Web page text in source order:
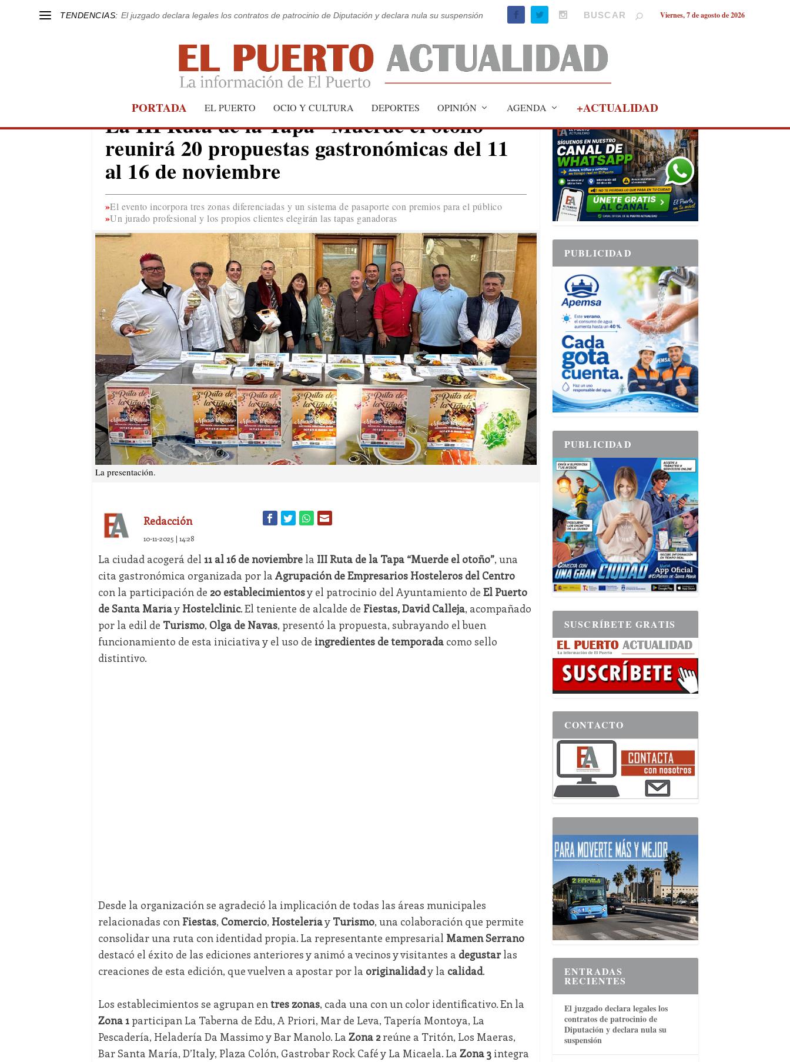
TENDENCIAS: El juzgado declara legales los contratos de patrocinio de Diputación y declara nula su suspensión Viernes, 7 de agosto de 2026
PORTADA EL PUERTO OCIO Y CULTURA DEPORTES OPINIÓN AGENDA +ACTUALIDAD
EL PUERTO
La III Ruta de la Tapa “Muerde el otoño”
reunirá 20 propuestas gastronómicas del 11
al 16 de noviembre
El evento incorpora tres zonas diferenciadas y un sistema de pasaporte con premios para el público
Un jurado profesional y los propios clientes elegirán las tapas ganadoras
La presentación.
Redacción
10-11-2025 | 14:28
La ciudad acogerá del 11 al 16 de noviembrela III Ruta de la Tapa “Muerde el otoño”, una
cita gastronómica organizada por la Agrupación de Empresarios Hosteleros del Centro
con la participación de 20 establecimientosy el patrocinio del Ayuntamiento de El Puerto
de Santa Maríay Hostelclinic. El teniente de alcalde de Fiestas, David Calleja, acompañado
por la edil de Turismo, Olga de Navas, presentó la propuesta, subrayando el buen
funcionamiento de esta iniciativa y el uso de ingredientes de temporadacomo sello
distintivo.
Desde la organización se agradeció la implicación de todas las áreas municipales
relacionadas con Fiestas, Comercio, Hosteleríay Turismo, una colaboración que permite
consolidar una ruta con identidad propia. La representante empresarial Mamen Serrano
destacó el éxito de las ediciones anteriores y animó a vecinos y visitantes a degustarlas
creaciones de esta edición, que vuelven a apostar por la originalidady la calidad.
Los establecimientos se agrupan entres zonas, cada una con un color identificativo. En la
Zona 1participan La Taberna de Edu, A Priori, Mar de Leva, Tapería Montoya, La
Pescadería, Heladería Da Massimo y Bar Manolo. La Zona 2reúne a Tritón, Los Maeras,
Bar Santa María, D’Italy, Plaza Colón, Gastrobar Rock Café y La Micaela. La Zona 3integra
PUBLICIDAD
PUBLICIDAD
PUBLICIDAD
SUSCRÍBETE GRATIS
CONTACTO
ENTRADAS
RECIENTES
El juzgado declara legales los
contratos de patrocinio de
Diputación y declara nula su
suspensión